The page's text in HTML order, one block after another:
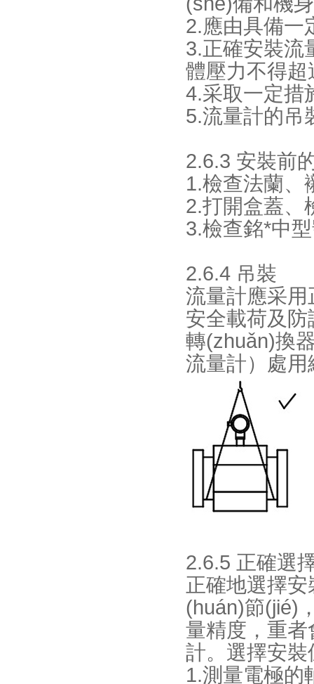
2.應由具備一
3.正確安裝流
體壓力不得超
4.采取一定措施
5.流量計的吊
2.6.3 安裝前
1.檢查法蘭
2.打開盒蓋、
3.檢查銘*中
2.6.4 吊裝
流量計應采用
安全載荷及
轉(zhuǎn)換
流量計）處用
2.6.5 正確選
正確地選擇
(huán)節
量精度，
計。選擇安
1.測量電極的